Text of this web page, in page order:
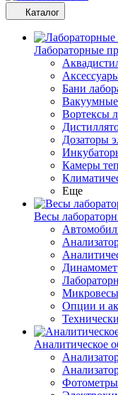
Каталог
Лабораторные
Бани
Вортексы
Дозаторы
Камеры
Еще
Весы
Микровесы
Опции и
Аналитическое